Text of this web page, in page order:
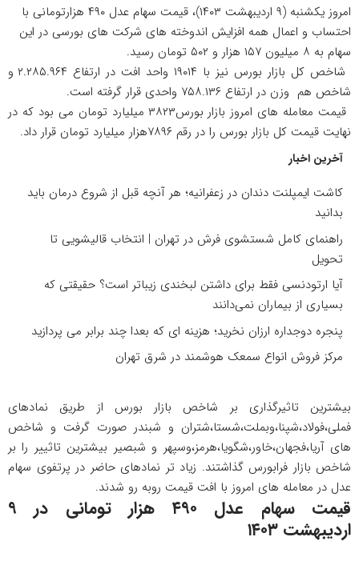
امروز یکشنبه (۹ اردیبهشت ۱۴۰۳)، قیمت سهام عدل ۴۹۰ هزارتومانی با
احتساب و اعمال همه افزایش اندوخته های شرکت های بورسی در این
سهام به ۸ میلیون ۱۵۷ هزار و ۵۰۲ تومان رسید.
شاخص کل بازار بورس نیز با ۱۹۰۱۴ واحد افت در ارتفاع ۲.۲۸۵.۹۶۴ و
شاخص هم وزن در ارتفاع ۷۵۸.۱۳۶ واحدی قرار گرفته است.
قیمت معامله های امروز بازار بورس۳۸۲۳ میلیارد تومان می بود که در
نهایت قیمت کل بازار بورس را در رقم ۷۸۹۶هزار میلیارد تومان قرار داد.
آخرین اخبار
کاشت ایمپلنت دندان در زعفرانیه؛ هر آنچه قبل از شروع درمان باید
بدانید
راهنمای کامل شستشوی فرش در تهران | انتخاب قالیشویی تا
تحویل
آیا ارتودنسی فقط برای داشتن لبخندی زیباتر است؟ حقیقتی که
بسیاری از بیماران نمی‌دانند
پنجره دوجداره ارزان نخرید؛ هزینه ای که بعدا چند برابر می پردازید
مرکز فروش انواع سمعک هوشمند در شرق تهران
بیشترین تاثیرگذاری بر شاخص بازار بورس از طریق نمادهای
فملی،فولاد،شپنا،وبملت،شستا،شتران و شبندر صورت گرفت و شاخص
های آریا،فجهان،خاور،شگویا،هرمز،وسپهر و شبصیر بیشترین تاثییر را بر
شاخص بازار فرابورس گذاشتند. زیاد تر نمادهای حاضر در پرتفوی سهام
عدل در معامله های امروز با افت قیمت روبه رو شدند.
قیمت سهام عدل ۴۹۰ هزار تومانی در ۹
اردیبهشت ۱۴۰۳